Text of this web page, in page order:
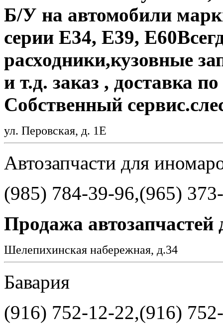
Б/У на автомобили
серии E34, E39,
расходники,кузовные
и т.д. заказ , доставка
Собственный
ул. Перовская, д. 1Е
Автозапчасти для
(985) 784-39-96,(965)
Продажа
Шелепихинская набережная, д.34
Бавария
(916) 752-12-22,(916)